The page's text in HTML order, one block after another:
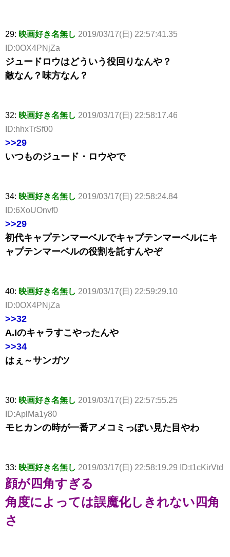
29: 映画好き名無し 2019/03/17(日) 22:57:41.35
ID:0OX4PNjZa
ジュードロウはどういう役回りなんや？
敵なん？味方なん？
32: 映画好き名無し 2019/03/17(日) 22:58:17.46
ID:hhxTrSf00
>>29
いつものジュード・ロウやで
34: 映画好き名無し 2019/03/17(日) 22:58:24.84
ID:6XoUOnvf0
>>29
初代キャプテンマーベルでキャプテンマーベルにキ
ャプテンマーベルの役割を託すんやぞ
40: 映画好き名無し 2019/03/17(日) 22:59:29.10
ID:0OX4PNjZa
>>32
A.Iのキャラすこやったんや
>>34
はぇ～サンガツ
30: 映画好き名無し 2019/03/17(日) 22:57:55.25
ID:AplMa1y80
モヒカンの時が一番アメコミっぽい見た目やわ
33: 映画好き名無し 2019/03/17(日) 22:58:19.29 ID:t1cKirVtd
顔が四角すぎる
角度によっては誤魔化しきれない四角
さ